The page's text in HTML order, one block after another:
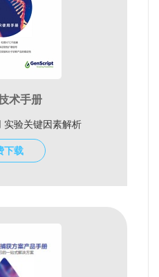
术手册
实验关键因素解析
下载